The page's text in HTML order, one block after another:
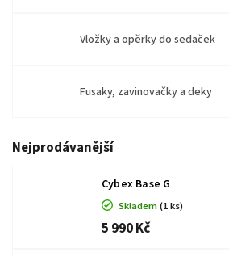
Vložky a opěrky do sedaček
Fusaky, zavinovačky a deky
Nejprodávanější
Cybex Base G
Skladem(1 ks)
5 990 Kč